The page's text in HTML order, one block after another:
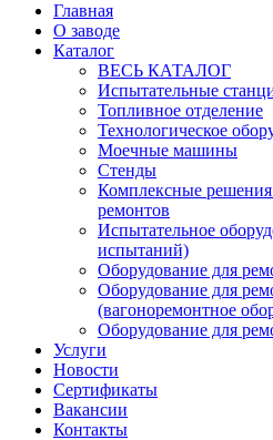
Главная
О заводе
Каталог
ВЕСЬ КАТАЛОГ
Испытательные
Топливное отделение
Технологическое
Моечные машины
Стенды
Комплексные
ремонтов
Испытательное
испытаний)
Оборудование для
Оборудование для
(вагоноремонтное
Оборудование для
Услуги
Новости
Сертификаты
Вакансии
Контакты